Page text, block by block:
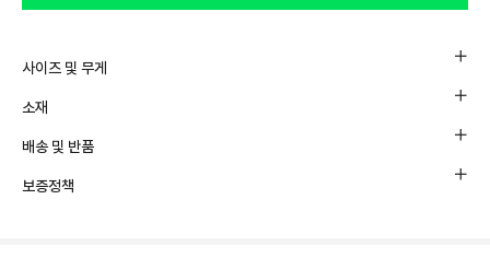
사이즈 및 무게
소재
배송 및 반품
보증정책